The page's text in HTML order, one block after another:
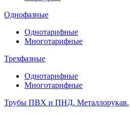
Однофазные
Однотарифные
Многотарифные
Трехфазные
Однотарифные
Многотарифные
Трубы ПВХ и ПНД. Металлорукав.